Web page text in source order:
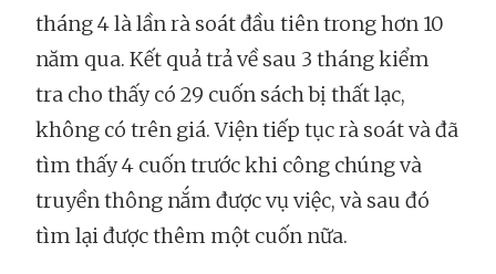
tháng 4 là lần rà soát đầu tiên trong hơn 10
năm qua. Kết quả trả về sau 3 tháng kiểm
tra cho thấy có 29 cuốn sách bị thất lạc,
không có trên giá. Viện tiếp tục rà soát và đã
tìm thấy 4 cuốn trước khi công chúng và
truyền thông nắm được vụ việc, và sau đó
tìm lại được thêm một cuốn nữa.